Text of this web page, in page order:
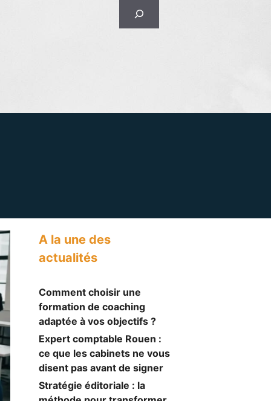
Rechercher
A la une des
actualités
Comment choisir une
formation de coaching
adaptée à vos objectifs ?
Expert comptable Rouen :
ce que les cabinets ne vous
disent pas avant de signer
Stratégie éditoriale : la